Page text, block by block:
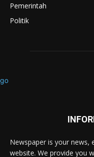
Pemerintah
Politik
Newspaper is your news,
website. We provide you